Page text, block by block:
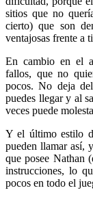
sitios que no
cierto) que son
ventajosas frente a
En cambio en el
fallos, que no
pocos. No deja
puedes llegar y al
veces puede
Y el último estilo
pueden llamar así,
que posee Nathan
instrucciones, lo
pocos en todo el